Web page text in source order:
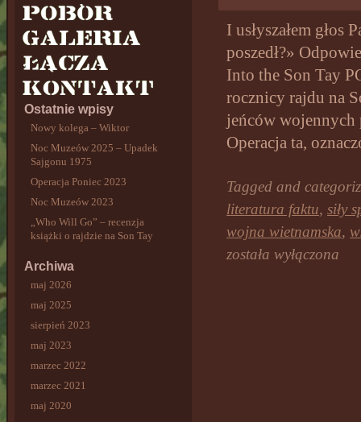
Ostatnie wpisy
Nowy kolega – Wiktor
Noc Muzeów 2025 – Upadek
Sajgonu 1975
Operacja Poniec 2023
Noc Muzeów 2023
„Who Will Go” – recenzja
książki o rajdzie na Son Tay
Archiwa
maj 2026
maj 2025
sierpień 2023
maj 2023
marzec 2022
marzec 2021
maj 2020
I usłyszałem głos
poszedł?»
Into the Son Tay
rocznicy rajdu na
jeńców wojennych
Operacja ta,
Tagged and
literatura faktu, siły
wojna wietnamska,
została wyłączona